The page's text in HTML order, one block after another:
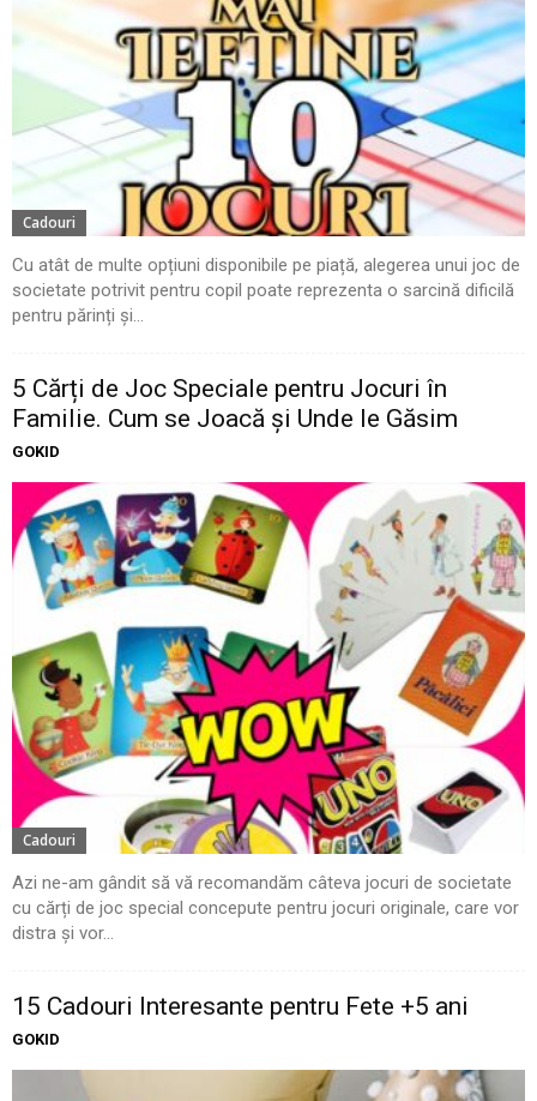
Cadouri
Cu atât de multe opțiuni disponibile pe piață, alegerea unui joc de
societate potrivit pentru copil poate reprezenta o sarcină dificilă
pentru părinți și...
5 Cărți de Joc Speciale pentru Jocuri în
Familie. Cum se Joacă și Unde le Găsim
GOKID
Cadouri
Azi ne-am gândit să vă recomandăm câteva jocuri de societate
cu cărți de joc special concepute pentru jocuri originale, care vor
distra și vor...
15 Cadouri Interesante pentru Fete +5 ani
GOKID